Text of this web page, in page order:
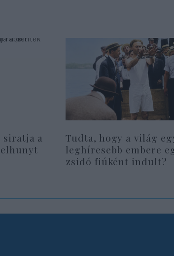
siratja a
Tudta, hogy a világ
leghíresebb embere
zsidó fiúként indult?